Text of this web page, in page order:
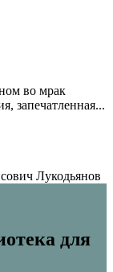
во мрак
запечатленная...
Лукодьянов
для